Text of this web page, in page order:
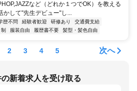
など（どれか１つでOK）を教える
かして"先生デビュー"し...
歴不問 経験者歓迎 研修あり
交通費支給
服装自由 履歴書不要 髪型・髪色自由
2 3 4 5 次へ
の新着求人を受け取る